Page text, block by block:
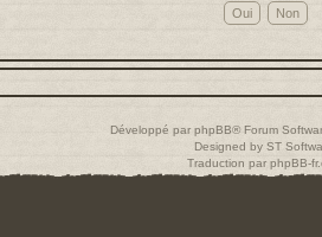
Développé par phpBB® Forum
Designed by ST
Traduction par phpBB-